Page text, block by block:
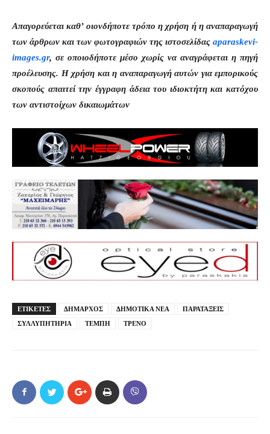
Απαγορεύεται καθ’ οιονδήποτε τρόπο η χρήση ή η αναπαραγωγή
των άρθρων και των φωτογραφιών της ιστοσελίδας aparaskevi-
images.gr, σε οποιοδήποτε μέσο χωρίς να αναγράφεται η πηγή
προέλευσης. Η χρήση και η αναπαραγωγή αυτών για εμπορικούς
σκοπούς απαιτεί την έγγραφη άδεια του ιδιοκτήτη και κατόχου
των αντιστοίχων δικαιωμάτων
ΕΤΙΚΕΤΕΣ ΔΗΜΑΡΧΟΣ ΔΗΜΟΤΙΚΑ ΝΕΑ
ΠΑΡΑΤΑΞΕΙΣ
ΣΥΛΛΥΠΗΤΗΡΙΑ
ΤΕΜΠΗ ΤΡΕΝΟ